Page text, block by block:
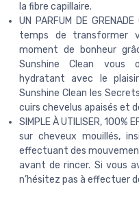
la fibre capillaire.
UN PARFUM DE
temps de transformer
moment de bonheur
Sunshine Clean vous
hydratant avec le
Sunshine Clean les
cuirs chevelus apaisés et
SIMPLE À UTILISER, 100%
sur cheveux mouillés,
effectuant des
avant de rincer. Si vous
n’hésitez pas à effectuer